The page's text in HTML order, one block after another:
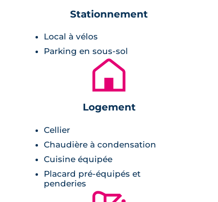
insérés au sein d'un seul immeuble construit
enduit blanc, et d'un enduit brun au dernier
étage. Les balcons, quant à eux, sont fait en
aluminium et renforcent l'esprit moderne de
Prestations de la résidence
Pièce à vivre :
peinture lisse blanche,
cuisine aménagée,
Stationnement
Local à vélos
Parking en sous-sol
🏚
Logement
Cellier
Chaudière à condensation
Cuisine équipée
Placard pré-équipés et
penderies